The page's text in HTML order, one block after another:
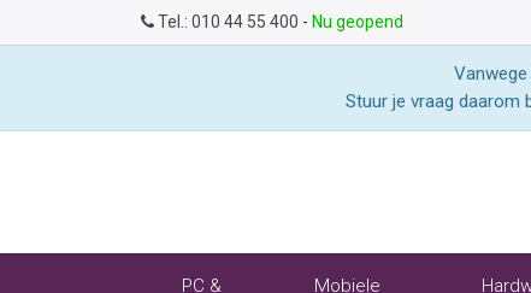
Tel.: 010 44 55 400 - Nu geopend
Stuur je vraag daarom
PC &
Mobiele